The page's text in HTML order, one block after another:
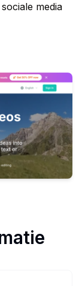
media